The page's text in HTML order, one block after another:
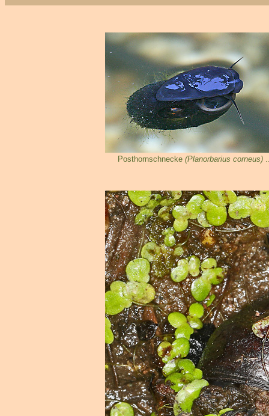
Posthornschnecke (Planorbarius corneus)